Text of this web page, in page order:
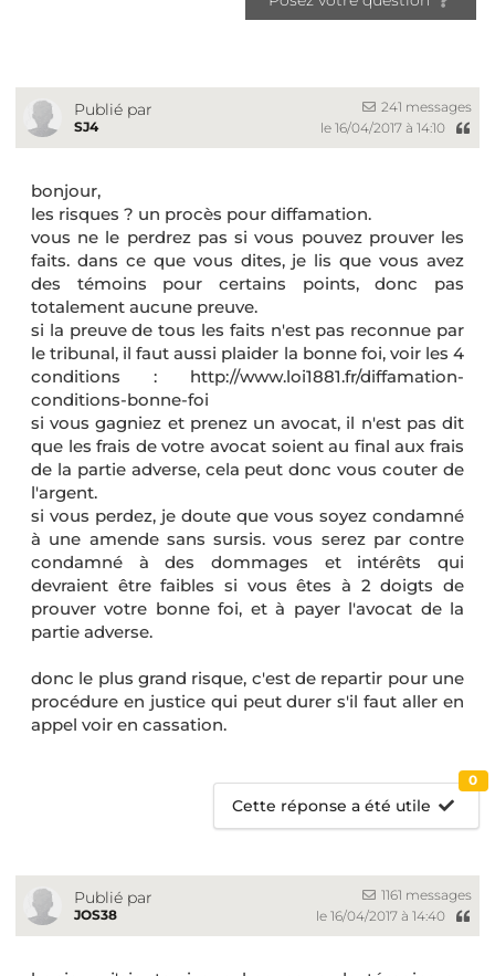
Publié par
SJ4
241 messages
le 16/04/2017 à 14:10
bonjour,
les risques ? un procès pour diffamation.
vous ne le perdrez pas si vous pouvez prouver les
faits. dans ce que vous dites, je lis que vous avez
des témoins pour certains points, donc pas
totalement aucune preuve.
si la preuve de tous les faits n'est pas reconnue par
le tribunal, il faut aussi plaider la bonne foi, voir les 4
conditions : http://www.loi1881.fr/diffamation-
conditions-bonne-foi
si vous gagniez et prenez un avocat, il n'est pas dit
que les frais de votre avocat soient au final aux frais
de la partie adverse, cela peut donc vous couter de
l'argent.
si vous perdez, je doute que vous soyez condamné
à une amende sans sursis. vous serez par contre
condamné à des dommages et intérêts qui
devraient être faibles si vous êtes à 2 doigts de
prouver votre bonne foi, et à payer l'avocat de la
partie adverse.
donc le plus grand risque, c'est de repartir pour une
procédure en justice qui peut durer s'il faut aller en
appel voir en cassation.
Cette réponse a été utile
0
Publié par
JOS38
1161 messages
le 16/04/2017 à 14:40